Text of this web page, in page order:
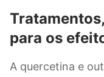
para os
A quercetina e